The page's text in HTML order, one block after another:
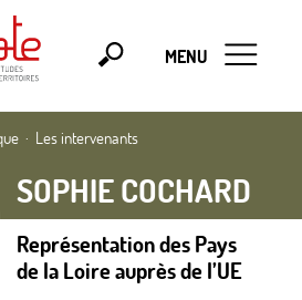
MENU
Les intervenants
SOPHIE COCHARD
Représentation des Pays
de la Loire auprès de l’UE